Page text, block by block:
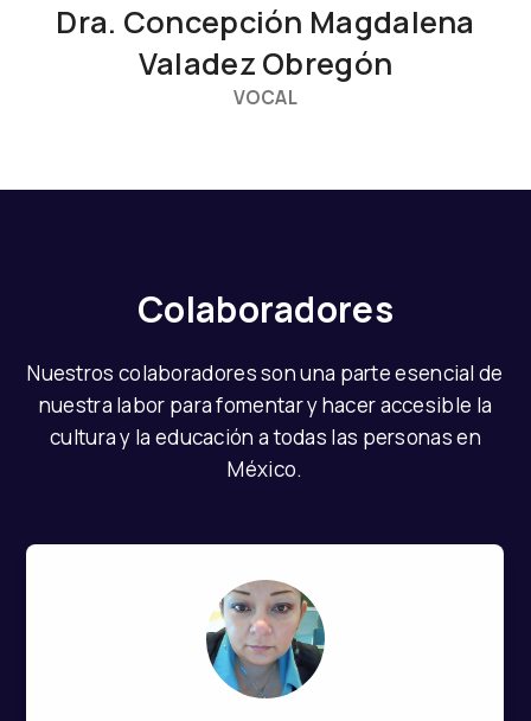
Dra. Concepción Magdalena
Valadez Obregón
VOCAL
Colaboradores
Nuestros colaboradores son una parte esencial de
nuestra labor para fomentar y hacer accesible la
cultura y la educación a todas las personas en
México.